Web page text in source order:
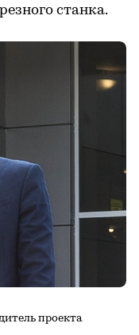
станка.
проекта